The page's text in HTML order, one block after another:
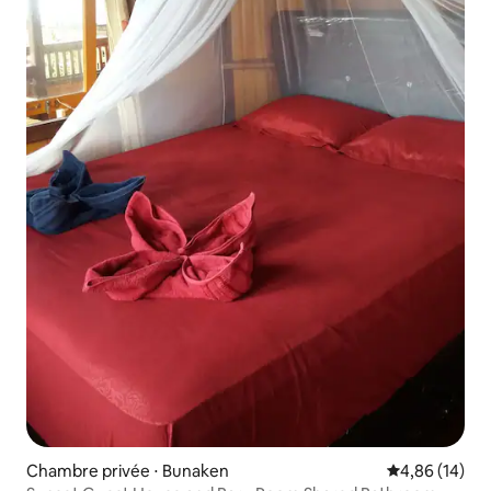
Chambre privée ⋅ Bunaken Évaluation
4,86 (14)